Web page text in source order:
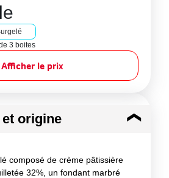
3 boites
Afficher le prix
origine
composé de crème pâtissière
32%, un fondant marbré